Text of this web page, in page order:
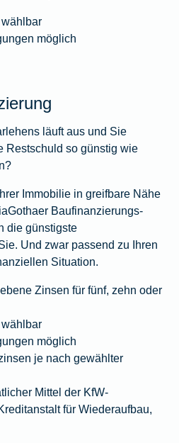
möglich
läuft aus und Sie
Restschuld so günstig wie
Immobilie in greifbare Nähe
Baufinanzierungs-
die günstigste
Und zwar passend zu Ihren
Situation.
Zinsen für fünf, zehn oder
möglich
je nach gewählter
Mittel der KfW-
für Wiederaufbau,